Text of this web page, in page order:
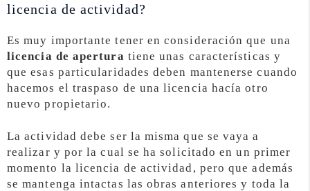
licencia de actividad?
Es muy importante tener en consideración que una
licencia de apertura tiene unas características y
que esas particularidades deben mantenerse cuando
hacemos el traspaso de una licencia hacía otro
nuevo propietario.
La actividad debe ser la misma que se vaya a
realizar y por la cual se ha solicitado en un primer
momento la licencia de actividad, pero que además
se mantenga intactas las obras anteriores y toda la